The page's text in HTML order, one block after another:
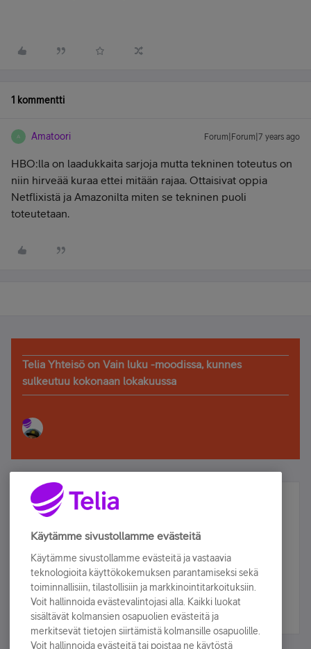
1 kommentti
A Amatoori Forum|Forum|7 years ago
HBO:lla on laadukkaita sarjoja mutta tekninen toteutus on
niin hirveää kuraa ettei mitään rajaa. Ottaisivat oppia
Netflixistä ja Amazonilta miten se tekninen puoli
toteutetaan.
Telia Yhteisö on Vain luku -moodissa, kunnes
sulkeutuu kokonaan lokakuussa
Älä jää paitsi – osallistu ja voita!
Tilaa Telian uutiskirje ja olet mukana arvonnassa.
sähköpostiisi.
Tilaa nyt
Käytämme sivustollamme evästeitä
Käytämme sivustollamme evästeitä ja vastaavia
teknologioita käyttökokemuksen parantamiseksi sekä
toiminnallisiin, tilastollisiin ja markkinointitarkoituksiin.
Voit hallinnoida evästevalintojasi alla. Kaikki luokat
sisältävät kolmansien osapuolien evästeitä ja
merkitsevät tietojen siirtämistä kolmansille osapuolille.
Voit hallinnoida evästeitä tai poistaa ne käytöstä